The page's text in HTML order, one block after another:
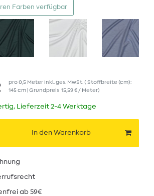
Farben verfügbar
pro0,5 Meterinkl. ges. MwSt. ( Stoffbreite (cm):
145 cm | Grundpreis 15,59 € / Meter)
Lieferzeit 2-4 Werktage
In den Warenkorb
ab 59€